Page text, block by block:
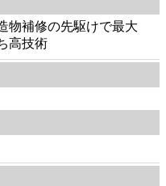
物補修の先駆けで最大
高技術